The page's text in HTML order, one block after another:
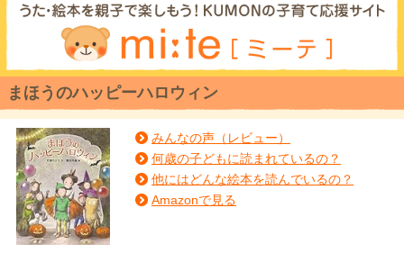
まほうのハッピーハロウィン
みんなの声（レビュー）
何歳の子どもに読まれているの？
他にはどんな絵本を読んでいるの？
Amazonで見る